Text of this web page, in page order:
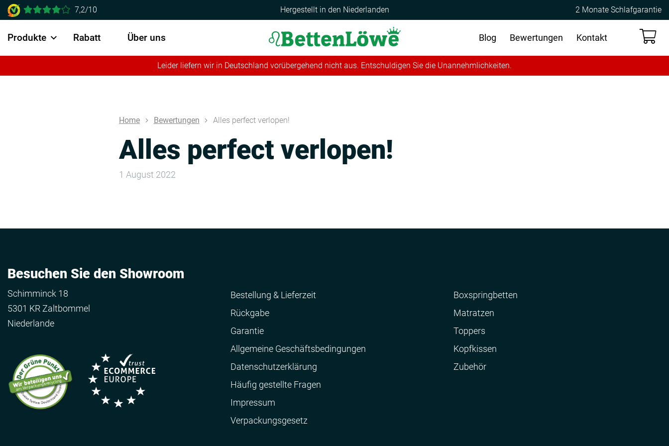
7,2/10 Hergestellt in den Niederlanden 2 Monate Schlafgarantie
Produkte Rabatt Über uns Kontakt
Bewertungen
Blog
Leider liefern wir in Deutschland vorübergehend nicht aus. Entschuldigen Sie die Unannehmlichkeiten.
Home Bewertungen Alles perfect verlopen!
Alles perfect verlopen!
1 August 2022
Besuchen Sie den Showroom
Schimminck 18
5301 KR Zaltbommel
Niederlande
Bestellung & Lieferzeit
Rückgabe
Garantie
Allgemeine Geschäftsbedingungen
Datenschutzerklärung
Häufig gestellte Fragen
Impressum
Verpackungsgesetz
Boxspringbetten
Matratzen
Toppers
Kopfkissen
Zubehör